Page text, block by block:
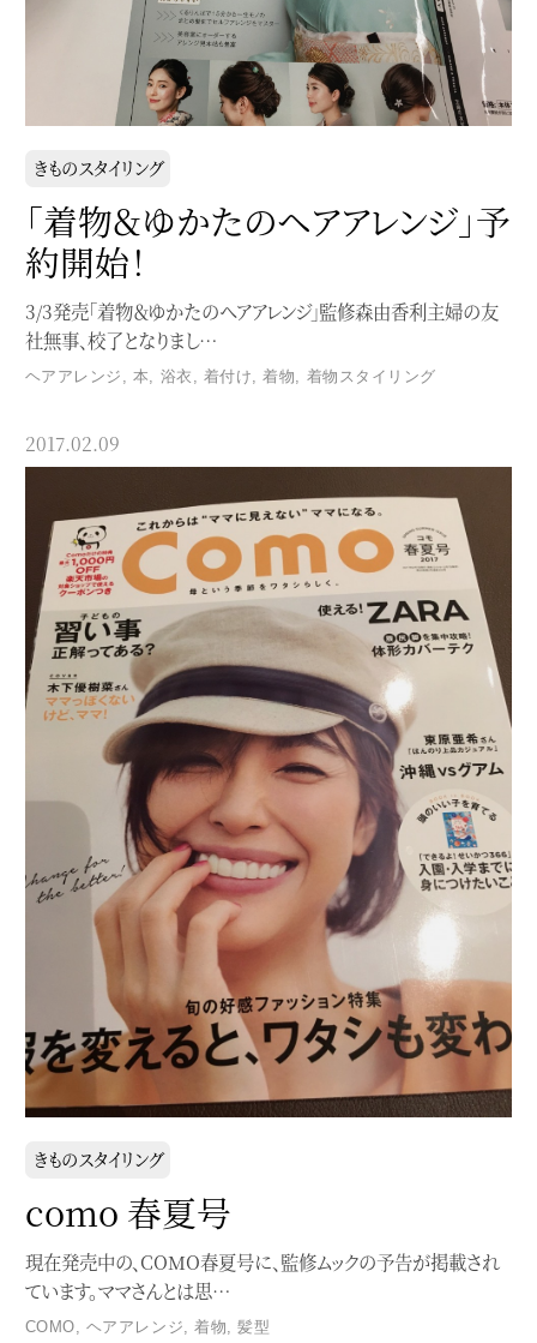
きものスタイリング
「着物＆ゆかたのヘアアレンジ」予
約開始！
3/3発売「着物＆ゆかたのヘアアレンジ」監修森由香利主婦の友
社無事、校了となりまし…
ヘアアレンジ , 本, 浴衣 , 着付け,着物, 着物スタイリング
2017.02.09
きものスタイリング
como 春夏号
現在発売中の、COMO春夏号に、監修ムックの予告が掲載され
ています。ママさんとは思…
COMO, ヘアアレンジ,着物,髪型